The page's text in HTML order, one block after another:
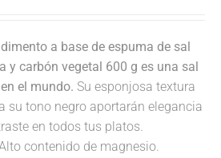
a base de espuma de sal
y carbón vegetal 600 g es una sal
el mundo. Su esponjosa textura
su tono negro aportarán elegancia
en todos tus platos.
contenido de magnesio.